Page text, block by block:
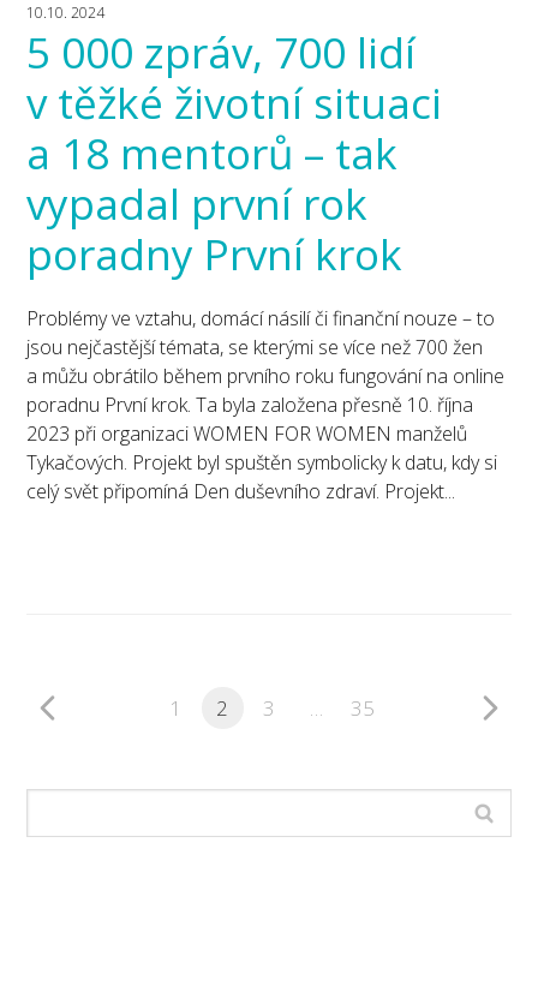
10.10. 2024
5 000 zpráv, 700 lidí
v těžké životní situaci
a 18 mentorů – tak
vypadal první rok
poradny První krok
Problémy ve vztahu, domácí násilí či finanční nouze – to
jsou nejčastější témata, se kterými se více než 700 žen
a můžu obrátilo během prvního roku fungování na online
poradnu První krok. Ta byla založena přesně 10. října
2023 při organizaci WOMEN FOR WOMEN manželů
Tykačových. Projekt byl spuštěn symbolicky k datu, kdy si
celý svět připomíná Den duševního zdraví. Projekt...
1 2 3 … 35